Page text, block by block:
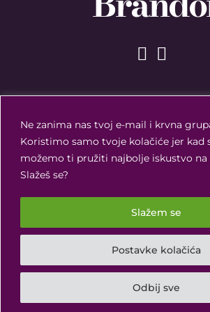
Ne zanima nas tvoj e-mail i krvna
Koristimo samo tvoje kolačiće jer kad
možemo ti pružiti najbolje iskustvo na
Slažeš se?
Postavke kolačića
Odbij sve
Slažem se
Brandor ©2026
Pravila privatnostiIOpće informacijeIKontakt